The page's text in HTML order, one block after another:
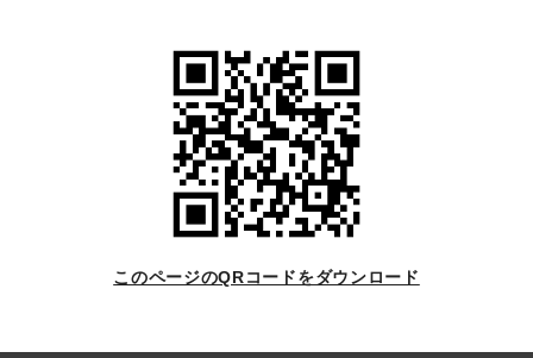
このページのQRコードをダウンロード